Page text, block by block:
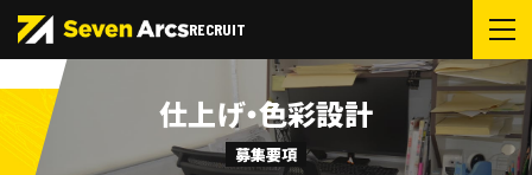
RECRUIT
仕上げ・色彩設計
募集要項